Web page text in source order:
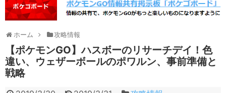
ホーム 攻略情報
【ポケモンGO】ハスボーのリサーチデイ！色
違い、ウェザーボールのポワルン、事前準備と
戦略